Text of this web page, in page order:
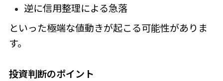
逆に信用整理による急落
といった極端な値動きが起こる可能性がありま
す。
投資判断のポイント